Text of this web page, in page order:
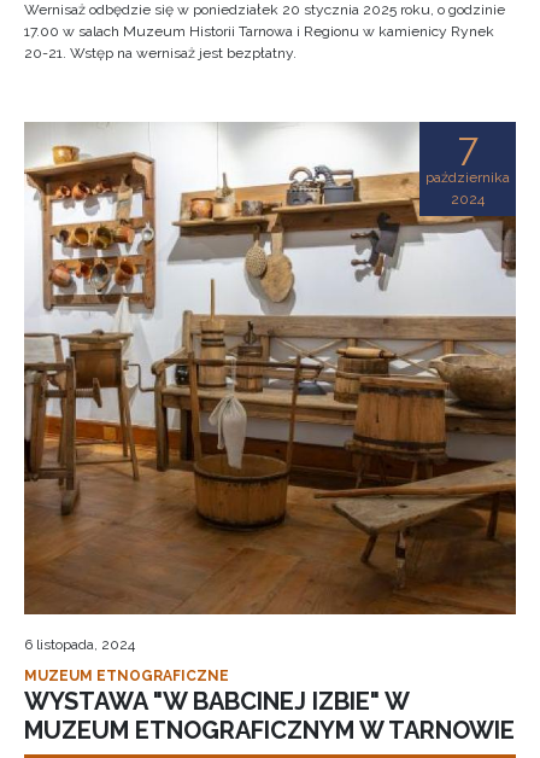
Wernisaż odbędzie się w poniedziałek 20 stycznia 2025 roku, o godzinie
17.00 w salach Muzeum Historii Tarnowa i Regionu w kamienicy Rynek
20-21. Wstęp na wernisaż jest bezpłatny.
7
października
2024
6 listopada, 2024
MUZEUM ETNOGRAFICZNE
WYSTAWA "W BABCINEJ IZBIE" W
MUZEUM ETNOGRAFICZNYM W TARNOWIE